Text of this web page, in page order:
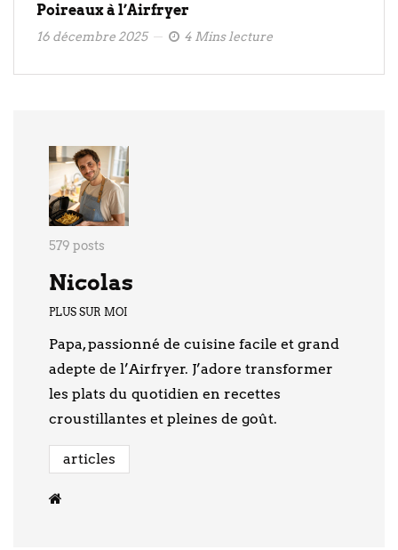
Poireaux à l’Airfryer
16 décembre 2025 4 Mins lecture
579 posts
Nicolas
PLUS SUR MOI
Papa, passionné de cuisine facile et grand
adepte de l’Airfryer. J’adore transformer
les plats du quotidien en recettes
croustillantes et pleines de goût.
articles